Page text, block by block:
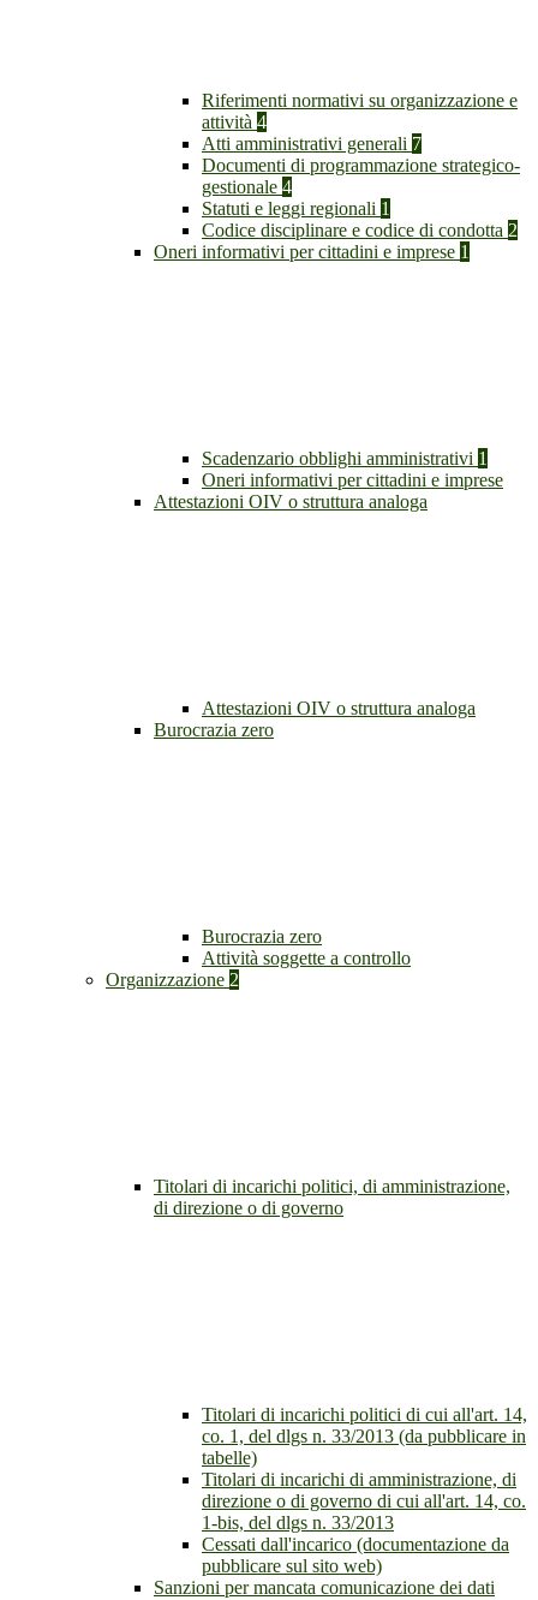
Riferimenti normativi su organizzazione e
attività 4
Atti amministrativi generali 7
Documenti di programmazione strategico-
gestionale 4
Statuti e leggi regionali 1
Codice disciplinare e codice di condotta 2
Oneri informativi per cittadini e imprese 1
Scadenzario obblighi amministrativi 1
Oneri informativi per cittadini e imprese
Attestazioni OIV o struttura analoga
Attestazioni OIV o struttura analoga
Burocrazia zero
Burocrazia zero
Attività soggette a controllo
Organizzazione 2
Titolari di incarichi politici, di amministrazione,
di direzione o di governo
Titolari di incarichi politici di cui all'art. 14,
co. 1, del dlgs n. 33/2013 (da pubblicare in
tabelle)
Titolari di incarichi di amministrazione, di
direzione o di governo di cui all'art. 14, co.
1-bis, del dlgs n. 33/2013
Cessati dall'incarico (documentazione da
pubblicare sul sito web)
Sanzioni per mancata comunicazione dei dati